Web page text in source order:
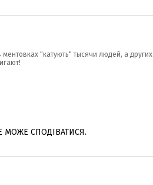
"катують" тысячи людей, а других
МОЖЕ СПОДІВАТИСЯ.